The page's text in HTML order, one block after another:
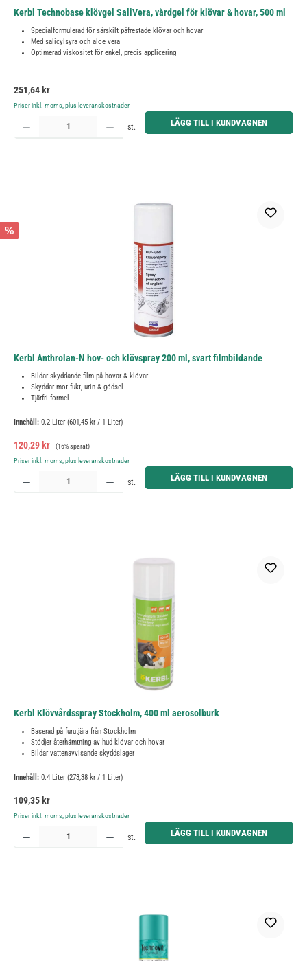
Kerbl Technobase klövgel SaliVera, vårdgel för klövar & hovar, 500 ml
Specialformulerad för särskilt påfrestade klövar och hovar
Med salicylsyra och aloe vera
Optimerad viskositet för enkel, precis applicering
Ordinarie pris:
251,64 kr
Priser inkl. moms, plus leveranskostnader
Produktkvantitet: Ange önskat belopp eller använd knapparna för att öka eller minska kvantiteten.
st. LÄGG TILL I KUNDVAGNEN
%
Kerbl Anthrolan-N hov- och klövspray 200 ml, svart filmbildande
Bildar skyddande film på hovar & klövar
Skyddar mot fukt, urin & gödsel
Tjärfri formel
Innehåll: 0.2 Liter (601,45 kr / 1 Liter)
Försäljningspris:
120,29 kr Ordinarie pris:
(16% sparat)
Priser inkl. moms, plus leveranskostnader
Produktkvantitet: Ange önskat belopp eller använd knapparna för att öka eller minska kvantiteten.
st. LÄGG TILL I KUNDVAGNEN
Kerbl Klövvårdsspray Stockholm, 400 ml aerosolburk
Baserad på furutjära från Stockholm
Stödjer återhämtning av hud klövar och hovar
Bildar vattenavvisande skyddslager
Innehåll: 0.4 Liter (273,38 kr / 1 Liter)
Ordinarie pris:
109,35 kr
Priser inkl. moms, plus leveranskostnader
Produktkvantitet: Ange önskat belopp eller använd knapparna för att öka eller minska kvantiteten.
st. LÄGG TILL I KUNDVAGNEN